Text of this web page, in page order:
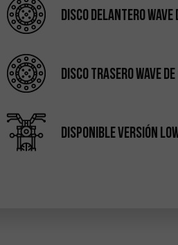
Disco delantero Wave
Disco trasero Wave de
Disponible Versión